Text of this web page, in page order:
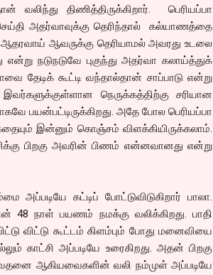
திணித்திருக்கிறார். பெரியப்பா
அதர்வாவுக்கு தெரிந்தால் கல்யாணத்தை
ஆதரவாய் ஆவருக்கு தெரியாமல் அவரது உடலை
நடுநடுவே புகுந்து அதர்வா கலாய்த்துக்
தேடிக் கூட்டி வந்தால்தான் சாப்பாடு என்று
நெருக்கத்திற்கு சரியான
பயன்பட்டிருக்கிறது. அதே போல பெரியப்பா
இன்னும் கொஞ்சம் விளக்கியிருக்கலாம்.
பிறகு அவரின் பிணம் என்னவானது என்று
அப்படியே கட்டிப் போட்டுவிடுகிறார் பாலா.
48 நாள் பயணம் நமக்கு வலிக்கிறது. பாதி
விட்டு கூட்டம் கிளம்பும் போது மனைவியை
காட்சி அப்படியே உரைகிறது. அதன் பிறகு
ஆகியவைகளின் வலி நம்முள் அப்படியே